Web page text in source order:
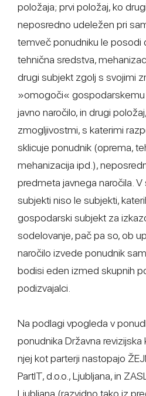
položaja; prvi položaj, ko
neposredno udeležen pri
temveč ponudniku le posodi
tehnična sredstva,
drugi subjekt zgolj s svojimi
»omogoči« gospodarskemu
javno naročilo, in drugi
zmogljivostmi, s katerimi
sklicuje ponudnik (oprema,
mehanizacija ipd.),
predmeta javnega naročila.
subjekti niso le subjekti,
gospodarski subjekt za
sodelovanje, pač pa so, ob
naročilo izvede ponudnik
bodisi eden izmed skupnih
podizvajalci.
Na podlagi vpogleda v
ponudnika Državna revizijska
njej kot parterji nastopajo
PartIT, d.o.o., Ljubljana, in
Ljubljana (razvidno tako iz